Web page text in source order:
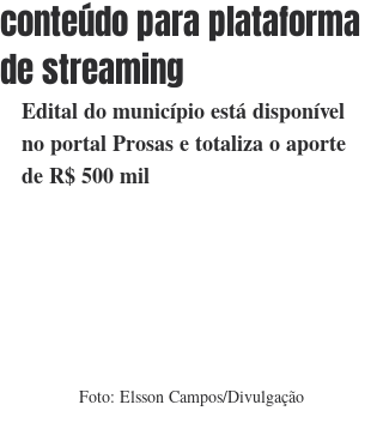
conteúdo para plataforma
de streaming
Edital do município está disponível
no portal Prosas e totaliza o aporte
de R$ 500 mil
Foto: Elsson Campos/Divulgação